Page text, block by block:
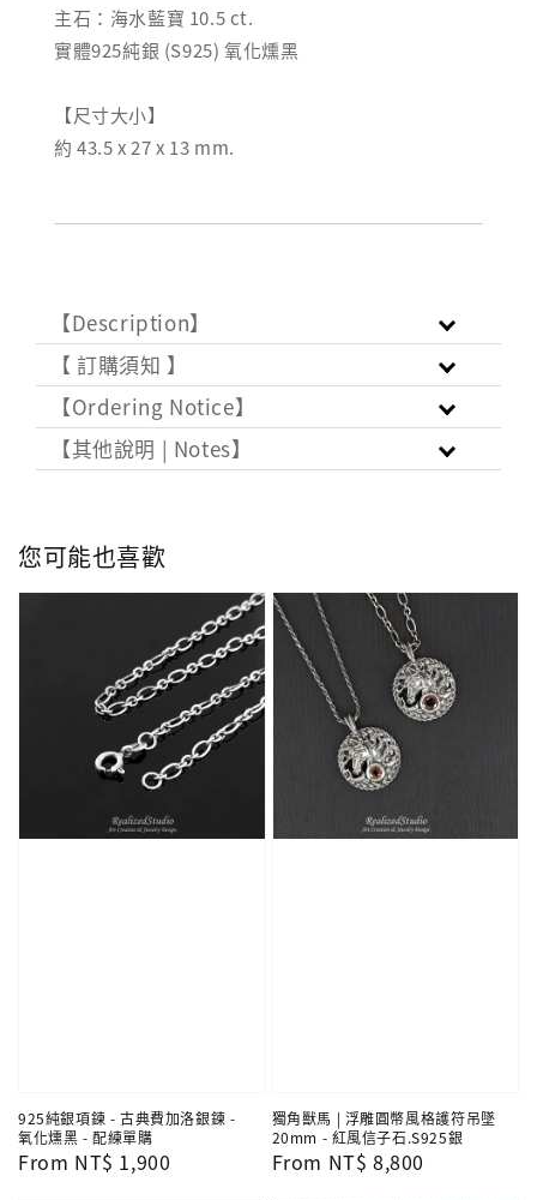
主石：海水藍寶 10.5 ct.
實體925純銀 (S925) 氧化燻黑
【尺寸大小】
約 43.5 x 27 x 13 mm.
【Description】
【 訂購須知 】
【Ordering Notice】
【其他說明 | Notes】
您可能也喜歡
925純銀項鍊 - 古典費加洛銀鍊 -
氧化燻黑 - 配練單購
Regular
From NT$ 1,900
獨角獸馬 | 浮雕圓幣風格護符吊墜
20mm - 紅風信子石.S925銀
Regular
From NT$ 8,800